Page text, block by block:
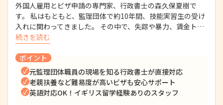
外国人雇用とビザ申請の専門家、行政書士の森久保夏樹で
す。 私はもともと、監理団体で約10年間、技能実習生の受け
入れに関わってきました。 その中で、失踪や暴力、賃金ト…
続きを読む
ポイント
元監理団体職員の現場を知る行政書士が直接対応
老親扶養など難易度が高いビザも安心サポート
英語対応OK！イギリス留学経験ありのスタッフ